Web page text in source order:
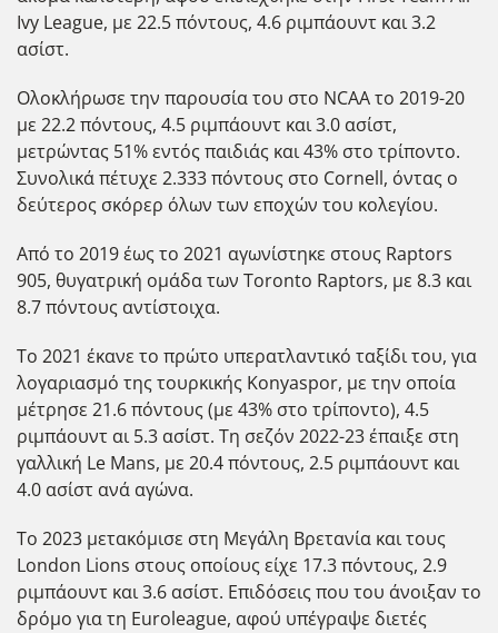
Ivy League, με 22.5 πόντους, 4.6 ριμπάουντ και 3.2
ασίστ.
Ολοκλήρωσε την παρουσία του στο NCAA το 2019-20
με 22.2 πόντους, 4.5 ριμπάουντ και 3.0 ασίστ,
μετρώντας 51% εντός παιδιάς και 43% στο τρίποντο.
Συνολικά πέτυχε 2.333 πόντους στο Cornell, όντας ο
δεύτερος σκόρερ όλων των εποχών του κολεγίου.
Από το 2019 έως το 2021 αγωνίστηκε στους Raptors
905, θυγατρική ομάδα των Toronto Raptors, με 8.3 και
8.7 πόντους αντίστοιχα.
Το 2021 έκανε το πρώτο υπερατλαντικό ταξίδι του, για
λογαριασμό της τουρκικής Konyaspor, με την οποία
μέτρησε 21.6 πόντους (με 43% στο τρίποντο), 4.5
ριμπάουντ αι 5.3 ασίστ. Τη σεζόν 2022-23 έπαιξε στη
γαλλική Le Mans, με 20.4 πόντους, 2.5 ριμπάουντ και
4.0 ασίστ ανά αγώνα.
Το 2023 μετακόμισε στη Μεγάλη Βρετανία και τους
London Lions στους οποίους είχε 17.3 πόντους, 2.9
ριμπάουντ και 3.6 ασίστ. Επιδόσεις που του άνοιξαν το
δρόμο για τη Euroleague, αφού υπέγραψε διετές